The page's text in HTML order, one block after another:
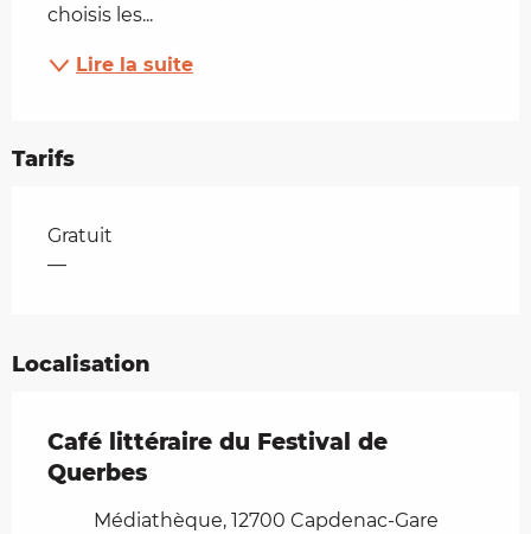
choisis les...
Lire la suite
Tarifs
Tarifs 2026
Gratuit
—
Localisation
Café littéraire du Festival de
Querbes
Médiathèque, 12700 Capdenac-Gare